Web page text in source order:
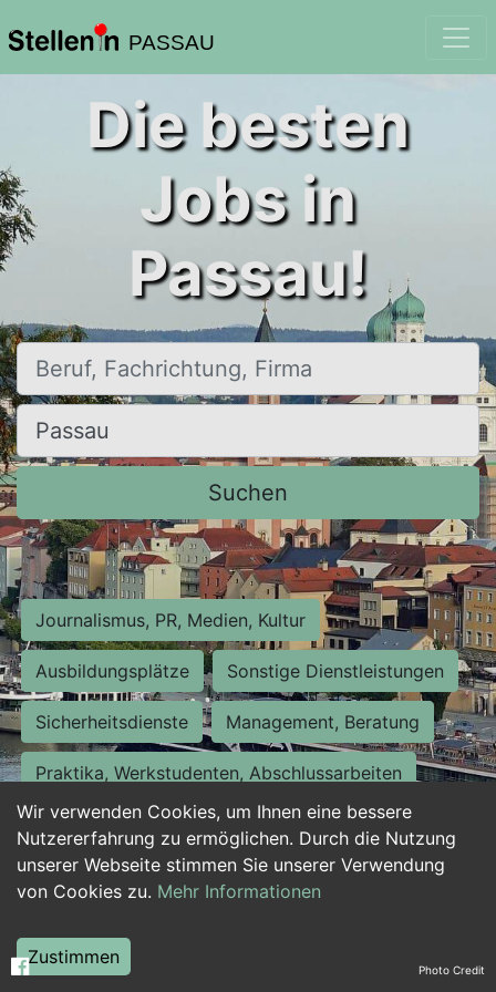
PASSAU
Wir verwenden Cookies, um Ihnen eine bessere
Nutzererfahrung zu ermöglichen. Durch die Nutzung
unserer Webseite stimmen Sie unserer Verwendung
von Cookies zu. Mehr Informationen
Zustimmen
Die besten
Jobs in
Passau!
Beruf, Fachrichtung, Firma
Ort, Stadt
Suchen
Journalismus, PR, Medien, Kultur
Ausbildungsplätze Sonstige Dienstleistungen
Sicherheitsdienste Management, Beratung
Praktika, Werkstudenten, Abschlussarbeiten
Personalwesen Assistenz, Sekretariat
Hilfskräfte, Aushilfs- und Nebenjobs
Weiterbildung, Studium, duale Ausbildung Photo Credit